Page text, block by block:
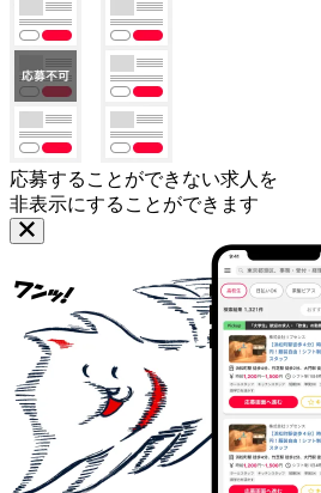
応募することができない求人を
非表示にすることができます